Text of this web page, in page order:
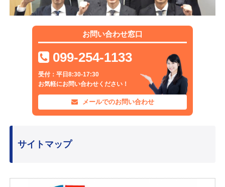
お問い合わせ窓口
099-254-1133
受付：平日8:30-17:30
お気軽にお問い合わせください！
メールでのお問い合わせ
サイトマップ